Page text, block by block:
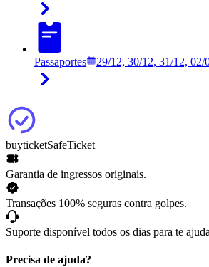
Passaportes 29/12, 30/12, 31/12, 02/
buyticketSafeTicket
Garantia de ingressos originais.
Transações 100% seguras contra golpes.
Suporte disponível todos os dias para te
Precisa de ajuda?